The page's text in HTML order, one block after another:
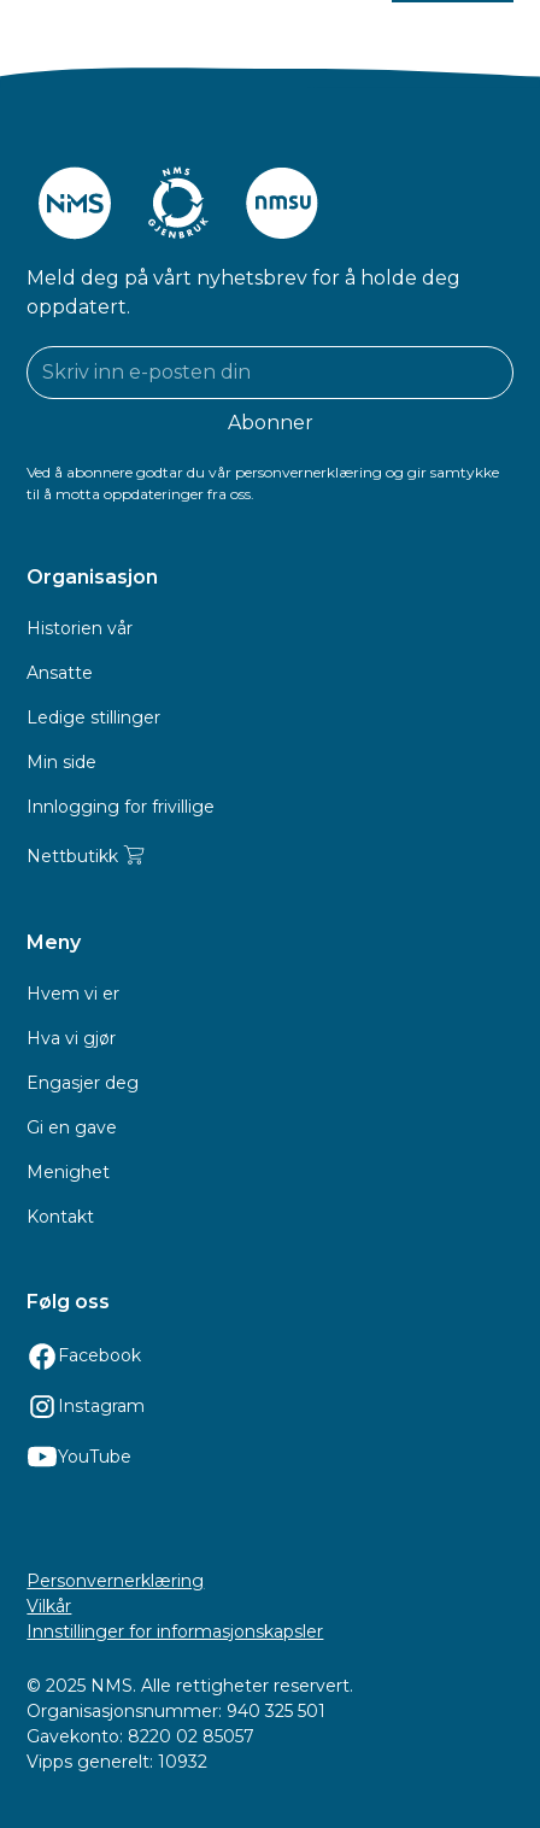
Meld deg på vårt nyhetsbrev for å holde deg
oppdatert.
Ved å abonnere godtar du vår personvernerklæring og gir samtykke
til å motta oppdateringer fra oss.
Organisasjon
Historien vår
Ansatte
Ledige stillinger
Min side
Innlogging for frivillige
Nettbutikk
Meny
Hvem vi er
Hva vi gjør
Engasjer deg
Gi en gave
Menighet
Kontakt
Følg oss
Facebook
Instagram
YouTube
© 2025 NMS. Alle rettigheter reservert.
Organisasjonsnummer: 940 325 501
Gavekonto: 8220 02 85057
Vipps generelt: 10932
Personvernerklæring
Vilkår
Innstillinger for informasjonskapsler